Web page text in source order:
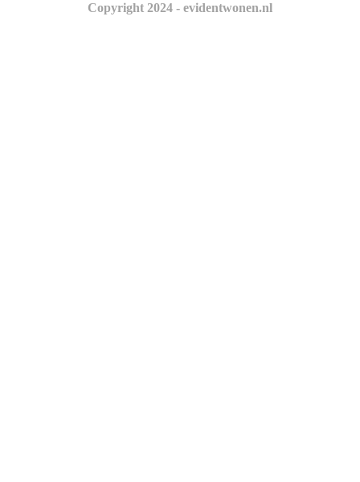
Copyright 2024 - evidentwonen.nl